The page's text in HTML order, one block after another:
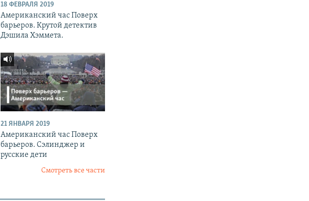
18 ФЕВРАЛЯ 2019
Американский час Поверх
барьеров. Крутой детектив
Дэшила Хэммета.
21 ЯНВАРЯ 2019
Американский час Поверх
барьеров. Сэлинджер и
русские дети
Смотреть все части